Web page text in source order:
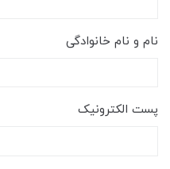
نام و نام خانوادگی
پست الکترونیک